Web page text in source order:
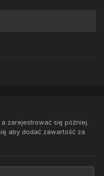
zarejestrować się później.
aby dodać zawartość za